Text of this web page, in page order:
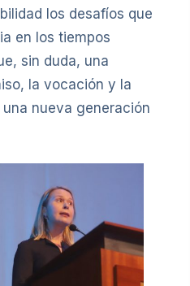
los desafíos que
en los tiempos
sin duda, una
la vocación y la
nueva generación